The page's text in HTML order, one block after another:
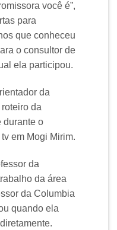
você é”,
para
que conheceu
o consultor de
ela participou.
da
da
durante o
em Mogi Mirim.
da
da área
da Columbia
quando ela